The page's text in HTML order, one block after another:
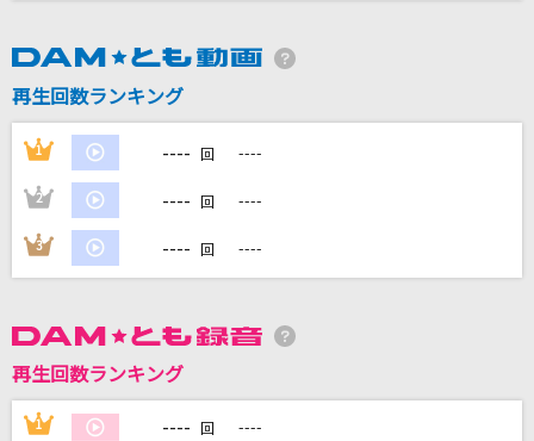
カラオケをもっと楽しもう！
自宅でカラオケ歌い放題！
家族や友達と一緒に！練習にも！
再生回数ランキング
1 ---- 回 ----
2 ---- 回 ----
3 ---- 回 ----
再生回数ランキング
1 ---- 回 ----